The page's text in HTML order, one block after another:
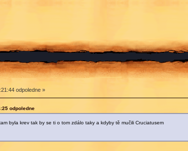
odpoledne »
odpoledne
byla krev tak by se ti o tom zdálo taky a kdyby tě mučili Cruciatusem